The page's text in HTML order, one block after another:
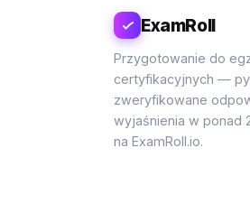
ExamRoll
Przygotowanie do
certyfikacyjnych —
zweryfikowane
wyjaśnienia w ponad
na ExamRoll.io.